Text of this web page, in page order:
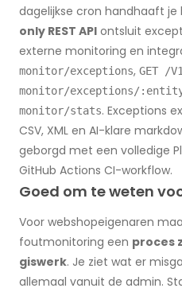
dagelijkse cron handhaaft je
only REST API ontsluit
externe monitoring en
monitor/exceptions, GET /
monitor/exceptions/
monitor/stats. Exceptions
CSV, XML en AI-klare
geborgd met een volledige
GitHub Actions CI-workflow.
Goed om te weten
Voor webshopeigenaren
foutmonitoring een proces
giswerk. Je ziet wat er
allemaal vanuit de admin.